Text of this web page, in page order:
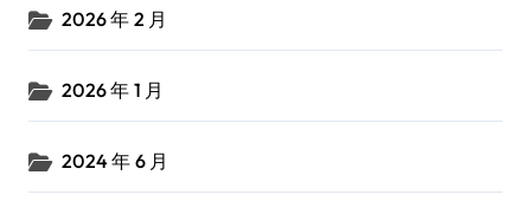
2026 年 2 月
2026 年 1 月
2024 年 6 月